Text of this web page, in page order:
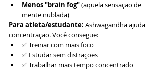
Menos "brain fog" (aquela sensação de
mente nublada)
Para atleta/estudante: Ashwagandha ajuda
concentração. Você consegue:
✅ Treinar com mais foco
✅ Estudar sem distrações
✅ Trabalhar mais tempo concentrado